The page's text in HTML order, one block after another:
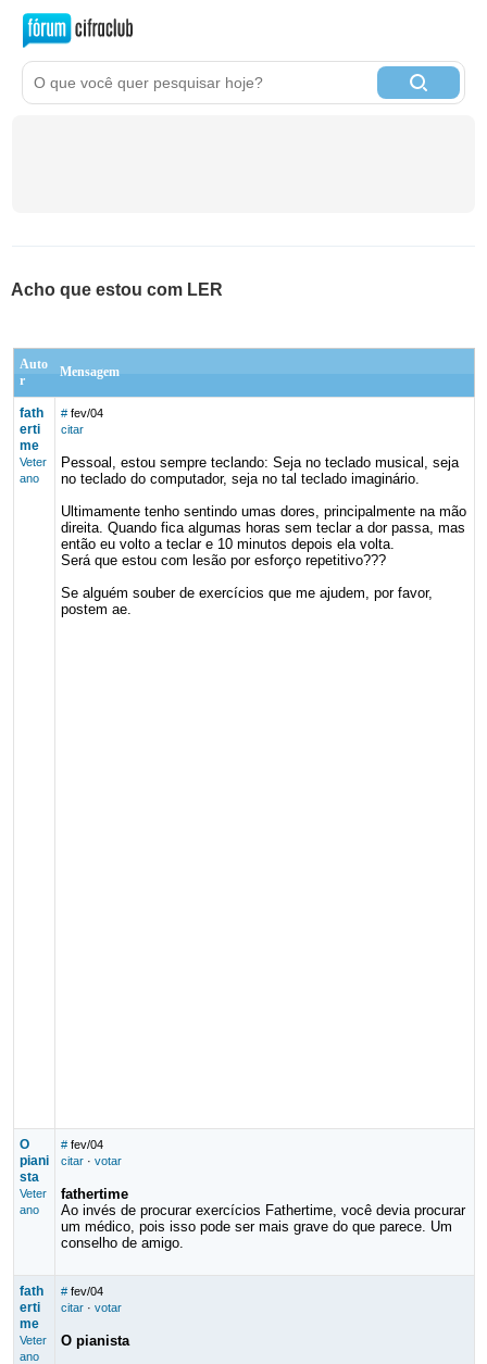
Acho que estou com LER
Auto
r
Mensagem
fath
erti
me
Veter
ano
# fev/04
citar
Pessoal, estou sempre teclando: Seja no teclado musical, seja
no teclado do computador, seja no tal teclado imaginário.
Ultimamente tenho sentindo umas dores, principalmente na mão
direita. Quando fica algumas horas sem teclar a dor passa, mas
então eu volto a teclar e 10 minutos depois ela volta.
Será que estou com lesão por esforço repetitivo???
Se alguém souber de exercícios que me ajudem, por favor,
postem ae.
O
piani
sta
Veter
ano
# fev/04
citar· votar
fathertime
Ao invés de procurar exercícios Fathertime, você devia procurar
um médico, pois isso pode ser mais grave do que parece. Um
conselho de amigo.
fath
erti
me
Veter
ano
# fev/04
citar· votar
O pianista